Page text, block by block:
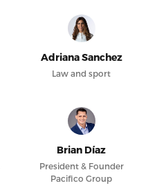
Adriana Sanchez
Law and sport
Brian Díaz
President & Founder
Pacifico Group